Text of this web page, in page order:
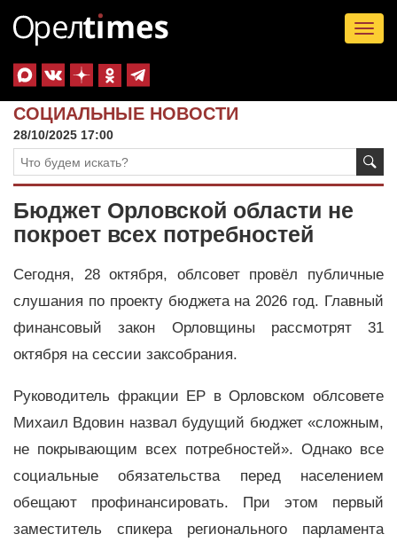
СОЦИАЛЬНЫЕ НОВОСТИ
28/10/2025 17:00
Бюджет Орловской области не
покроет всех потребностей
Сегодня, 28 октября, облсовет провёл публичные
слушания по проекту бюджета на 2026 год. Главный
финансовый закон Орловщины рассмотрят 31
октября на сессии заксобрания.
Руководитель фракции ЕР в Орловском облсовете
Михаил Вдовин назвал будущий бюджет «сложным,
не покрывающим всех потребностей». Однако все
социальные обязательства перед населением
обещают профинансировать. При этом первый
заместитель спикера регионального парламента